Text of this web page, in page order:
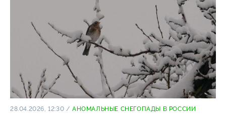
28.04.2026, 12:30 /АНОМАЛЬНЫЕ СНЕГОПАДЫ В РОССИИ